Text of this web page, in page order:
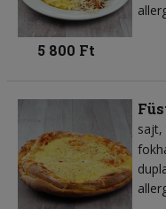
5 800 Ft
sajt